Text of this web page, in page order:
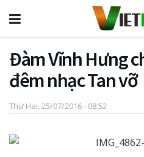
Đàm Vĩnh Hưng
đêm nhạc Tan vỡ
Thứ Hai, 25/07/2016 - 08:52